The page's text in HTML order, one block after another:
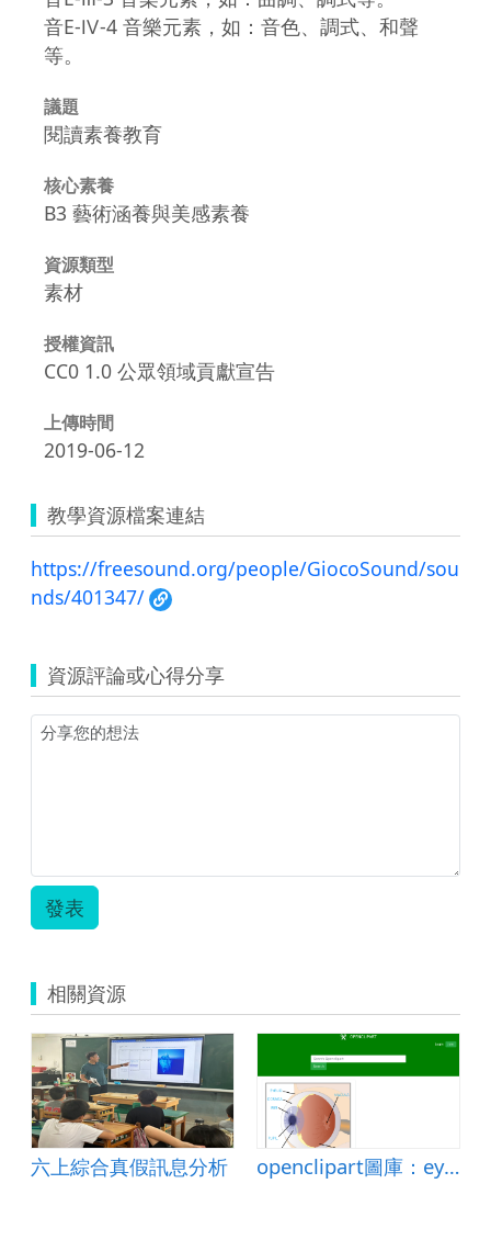
音E-Ⅳ-4 音樂元素，如：音色、調式、和聲
等。
議題
閱讀素養教育
核心素養
B3 藝術涵養與美感素養
資源類型
素材
授權資訊
CC0 1.0 公眾領域貢獻宣告
上傳時間
2019-06-12
教學資源檔案連結
https://freesound.org/people/GiocoSound/sou
nds/401347/
資源評論或心得分享
發表
相關資源
六上綜合真假訊息分析 openclipart圖庫：eye with labels